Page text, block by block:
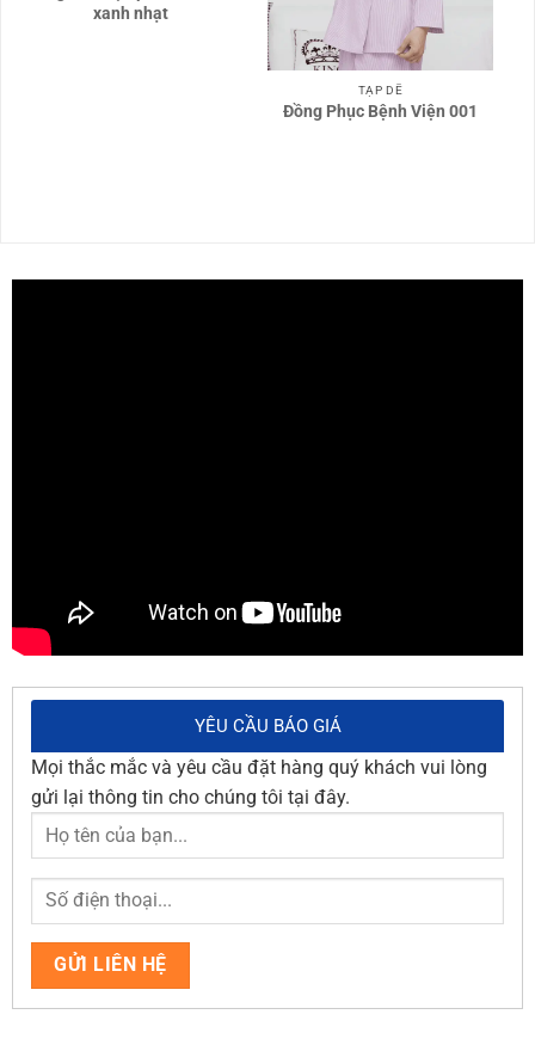
xanh nhạt
TẠP DỀ
Đồng Phục Bệnh Viện 001
YÊU CẦU BÁO GIÁ
Mọi thắc mắc và yêu cầu đặt hàng quý khách vui lòng
gửi lại thông tin cho chúng tôi tại đây.